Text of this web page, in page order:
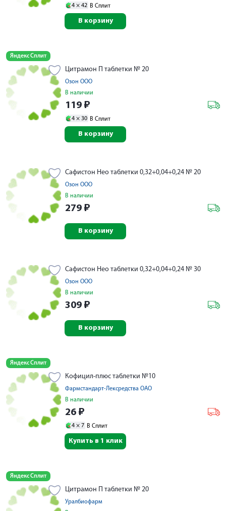
4 × 42 В Сплит
В корзину
Яндекс Сплит
Цитрамон П таблетки № 20
Озон ООО
В наличии
119 ₽
4 × 30 В Сплит
В корзину
Сафистон Нео таблетки 0,32+0,04+0,24 № 20
Озон ООО
В наличии
279 ₽
В корзину
Сафистон Нео таблетки 0,32+0,04+0,24 № 30
Озон ООО
В наличии
309 ₽
В корзину
Яндекс Сплит
Кофицил-плюс таблетки №10
Фармстандарт-Лексредства ОАО
В наличии
26 ₽
4 × 7 В Сплит
Купить в 1 клик
Яндекс Сплит
Цитрамон П таблетки № 20
Уралбиофарм